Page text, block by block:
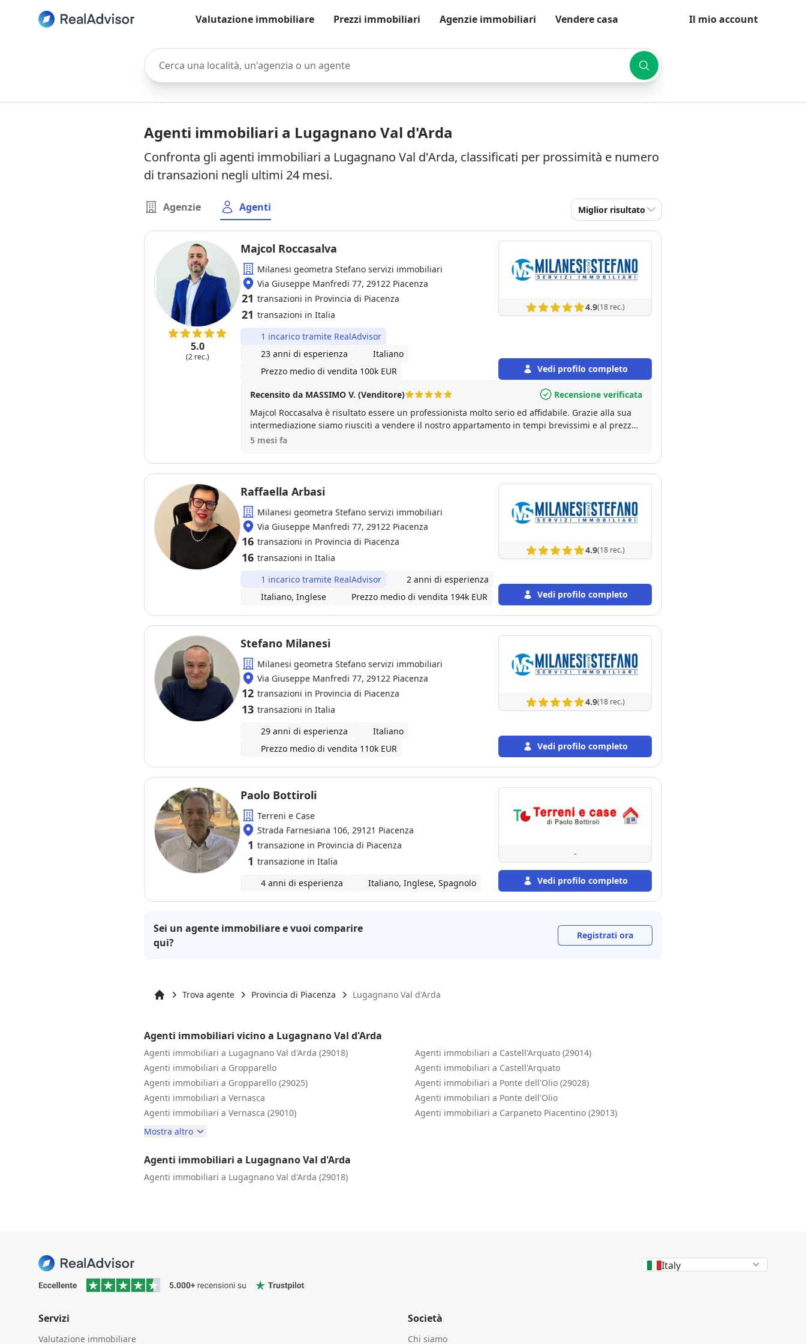
Valutazione immobiliare Prezzi immobiliari Agenzie immobiliari Vendere casa Il mio account
Cerca una località, un'agenzia o un agente
Agenti immobiliari a Lugagnano Val d'Arda
Confronta gli agenti immobiliari a Lugagnano Val d'Arda, classificati per prossimità e numero
di transazioni negli ultimi 24 mesi.
Agenzie Agenti Miglior risultato
5.0
(2 rec.)
Majcol Roccasalva
Milanesi geometra Stefano servizi immobiliari
Via Giuseppe Manfredi 77, 29122 Piacenza
21 transazioni in Provincia di Piacenza
21 transazioni in Italia
1 incarico tramite RealAdvisor
23 anni di esperienza
Italiano
Prezzo medio di vendita 100k EUR
4.9(18 rec.)
Vedi profilo completo
Recensito da MASSIMO V. (Venditore)
Recensione verificata
Majcol Roccasalva è risultato essere un professionista molto serio ed affidabile. Grazie alla sua
intermediazione siamo riusciti a vendere il nostro appartamento in tempi brevissimi e al prezzo
richiesto dopo la stima corretta fatta da Majcol. Raccomandiamo sicuramente questo bravo
5 mesi fa
Raffaella Arbasi
Milanesi geometra Stefano servizi immobiliari
Via Giuseppe Manfredi 77, 29122 Piacenza
16 transazioni in Provincia di Piacenza
16 transazioni in Italia
1 incarico tramite RealAdvisor
2 anni di esperienza
Italiano, Inglese
Prezzo medio di vendita 194k EUR
4.9(18 rec.)
Vedi profilo completo
Stefano Milanesi
Milanesi geometra Stefano servizi immobiliari
Via Giuseppe Manfredi 77, 29122 Piacenza
12 transazioni in Provincia di Piacenza
13 transazioni in Italia
29 anni di esperienza
Italiano
Prezzo medio di vendita 110k EUR
4.9(18 rec.)
Vedi profilo completo
Paolo Bottiroli
Terreni e Case
Strada Farnesiana 106, 29121 Piacenza
1 transazione in Provincia di Piacenza
1 transazione in Italia
4 anni di esperienza
Italiano, Inglese, Spagnolo
-
Vedi profilo completo
Sei un agente immobiliare e vuoi comparire
qui?
Registrati ora
Trova agente Provincia di Piacenza Lugagnano Val d'Arda
Agenti immobiliari vicino a Lugagnano Val d'Arda
Agenti immobiliari a Lugagnano Val d'Arda (29018)
Agenti immobiliari a Gropparello
Agenti immobiliari a Gropparello (29025)
Agenti immobiliari a Vernasca
Agenti immobiliari a Vernasca (29010)
Agenti immobiliari a Castell'Arquato (29014)
Agenti immobiliari a Castell'Arquato
Agenti immobiliari a Ponte dell'Olio (29028)
Agenti immobiliari a Ponte dell'Olio
Agenti immobiliari a Carpaneto Piacentino (29013)
Mostra altro
Agenti immobiliari a Lugagnano Val d'Arda
Agenti immobiliari a Lugagnano Val d'Arda (29018)
Italy
Servizi
Valutazione immobiliare
Società
Chi siamo